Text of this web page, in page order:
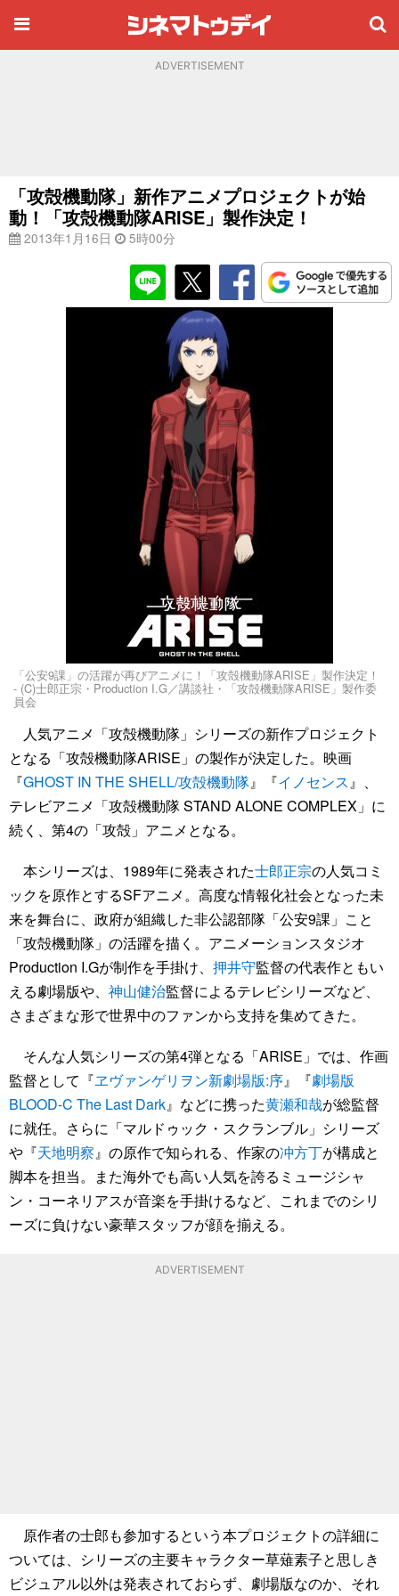
ADVERTISEMENT
「攻殻機動隊」新作アニメプロジェクトが始
動！「攻殻機動隊ARISE」製作決定！
2013年1月16日 5時00分
「公安9課」の活躍が再びアニメに！「攻殻機動隊ARISE」製作決定！
- (C)士郎正宗・Production I.G／講談社・「攻殻機動隊ARISE」製作委
員会
人気アニメ「攻殻機動隊」シリーズの新作プロジェクト
となる「攻殻機動隊ARISE」の製作が決定した。映画
『GHOST IN THE SHELL/攻殻機動隊』『イノセンス』、
テレビアニメ「攻殻機動隊 STAND ALONE COMPLEX」に
続く、第4の「攻殻」アニメとなる。
本シリーズは、1989年に発表された士郎正宗の人気コミ
ックを原作とするSFアニメ。高度な情報化社会となった未
来を舞台に、政府が組織した非公認部隊「公安9課」こと
「攻殻機動隊」の活躍を描く。アニメーションスタジオ
Production I.Gが制作を手掛け、 押井守監督の代表作ともい
える劇場版や、 神山健治監督によるテレビシリーズなど、
さまざまな形で世界中のファンから支持を集めてきた。
そんな人気シリーズの第4弾となる「ARISE」では、作画
監督として『ヱヴァンゲリヲン新劇場版:序』『劇場版
BLOOD-C The Last Dark』などに携った黄瀬和哉が総監督
に就任。さらに「マルドゥック・スクランブル」シリーズ
や『天地明察』の原作で知られる、作家の冲方丁が構成と
脚本を担当。また海外でも高い人気を誇るミュージシャ
ン・コーネリアスが音楽を手掛けるなど、これまでのシリ
ーズに負けない豪華スタッフが顔を揃える。
ADVERTISEMENT
原作者の士郎も参加するという本プロジェクトの詳細に
ついては、シリーズの主要キャラクター草薙素子と思しき
ビジュアル以外は発表されておらず、劇場版なのか、それ